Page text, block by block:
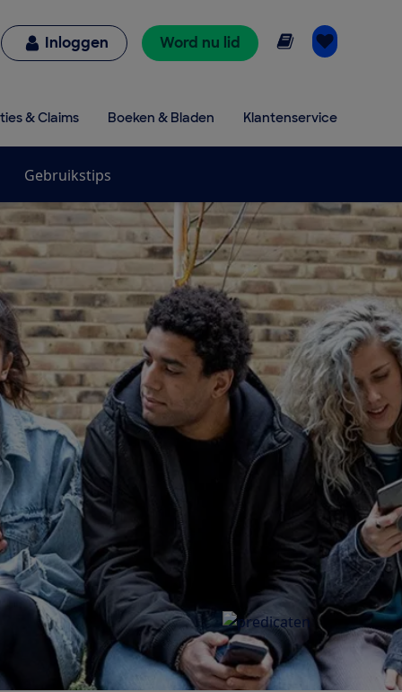
Inloggen Word nu lid Online lezen
& Claims Boeken & Bladen Klantenservice
Gebruikstips